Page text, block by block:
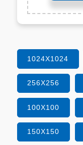
1024X1024
256X256
100X100
150X150